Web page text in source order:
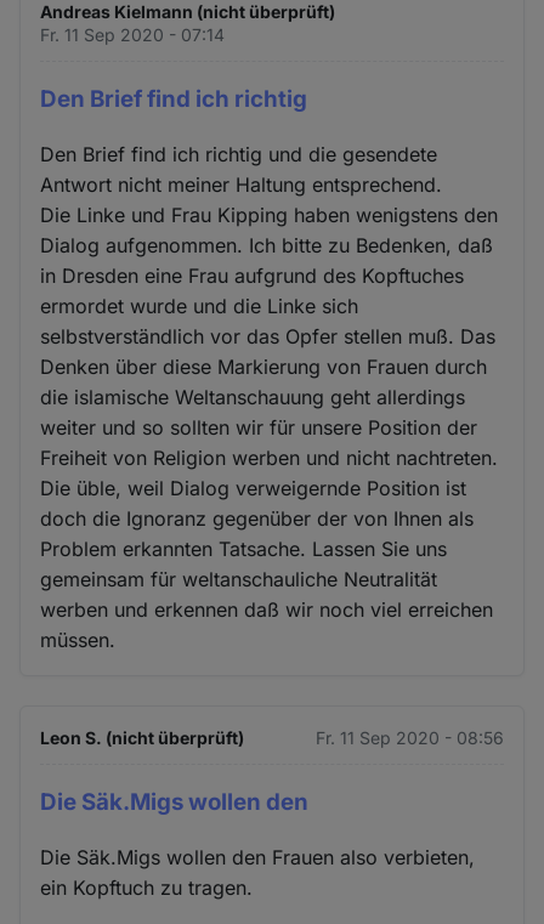
Andreas Kielmann (nicht überprüft)
Fr. 11 Sep 2020 - 07:14
Den Brief find ich richtig
Den Brief find ich richtig und die gesendete
Antwort nicht meiner Haltung entsprechend.
Die Linke und Frau Kipping haben wenigstens den
Dialog aufgenommen. Ich bitte zu Bedenken, daß
in Dresden eine Frau aufgrund des Kopftuches
ermordet wurde und die Linke sich
selbstverständlich vor das Opfer stellen muß. Das
Denken über diese Markierung von Frauen durch
die islamische Weltanschauung geht allerdings
weiter und so sollten wir für unsere Position der
Freiheit von Religion werben und nicht nachtreten.
Die üble, weil Dialog verweigernde Position ist
doch die Ignoranz gegenüber der von Ihnen als
Problem erkannten Tatsache. Lassen Sie uns
gemeinsam für weltanschauliche Neutralität
werben und erkennen daß wir noch viel erreichen
müssen.
Leon S. (nicht überprüft) Fr. 11 Sep 2020 - 08:56
Die Säk.Migs wollen den
Die Säk.Migs wollen den Frauen also verbieten,
ein Kopftuch zu tragen.